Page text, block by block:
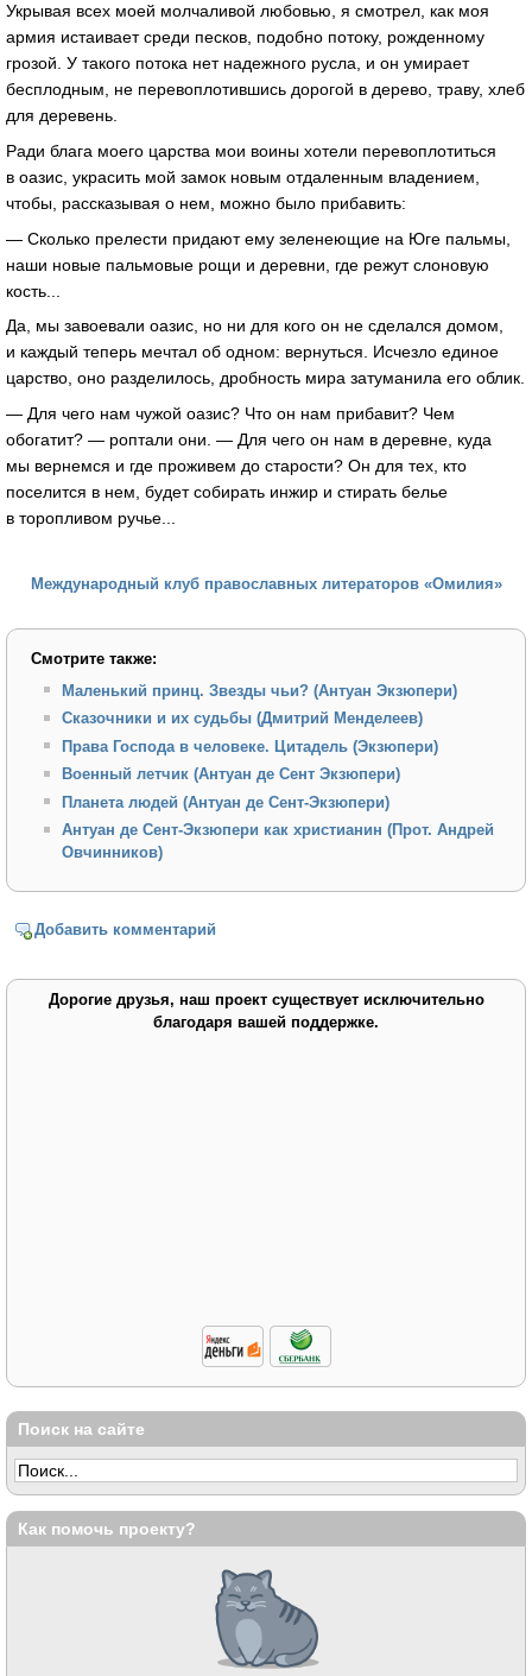
Укрывая всех моей молчаливой любовью, я смотрел, как моя
армия истаивает среди песков, подобно потоку, рожденному
грозой. У такого потока нет надежного русла, и он умирает
бесплодным, не перевоплотившись дорогой в дерево, траву, хлеб
для деревень.
Ради блага моего царства мои воины хотели перевоплотиться
в оазис, украсить мой замок новым отдаленным владением,
чтобы, рассказывая о нем, можно было прибавить:
— Сколько прелести придают ему зеленеющие на Юге пальмы,
наши новые пальмовые рощи и деревни, где режут слоновую
кость...
Да, мы завоевали оазис, но ни для кого он не сделался домом,
и каждый теперь мечтал об одном: вернуться. Исчезло единое
царство, оно разделилось, дробность мира затуманила его облик.
— Для чего нам чужой оазис? Что он нам прибавит? Чем
обогатит? — роптали они. — Для чего он нам в деревне, куда
мы вернемся и где проживем до старости? Он для тех, кто
поселится в нем, будет собирать инжир и стирать белье
в торопливом ручье...
Международный клуб православных литераторов «Омилия»
Смотрите также:
Маленький принц. Звезды чьи? (Антуан Экзюпери)
Сказочники и их судьбы (Дмитрий Менделеев)
Права Господа в человеке. Цитадель (Экзюпери)
Военный летчик (Антуан де Сент Экзюпери)
Планета людей (Антуан де Сент-Экзюпери)
Антуан де Сент-Экзюпери как христианин (Прот. Андрей
Овчинников)
Добавить комментарий
Дорогие друзья, наш проект существует исключительно
благодаря вашей поддержке.
Поиск на сайте
Как помочь проекту?